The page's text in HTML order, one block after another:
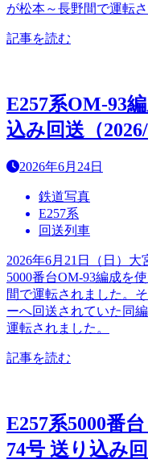
が松本～長野間で運転さ
記事を読む
E257系OM-93
込み回送（2026/
2026年6月24日
鉄道写真
E257系
回送列車
2026年6月21日（日）
5000番台OM-93編成を
間で運転されました。
ーへ回送されていた同
運転されました。
記事を読む
E257系5000番
74号 送り込み回